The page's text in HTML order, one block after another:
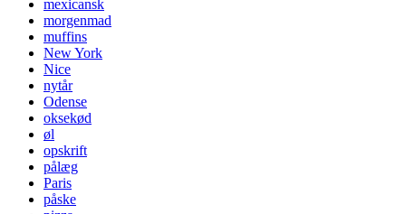
mexicansk
morgenmad
muffins
New York
Nice
nytår
Odense
oksekød
øl
opskrift
pålæg
Paris
påske